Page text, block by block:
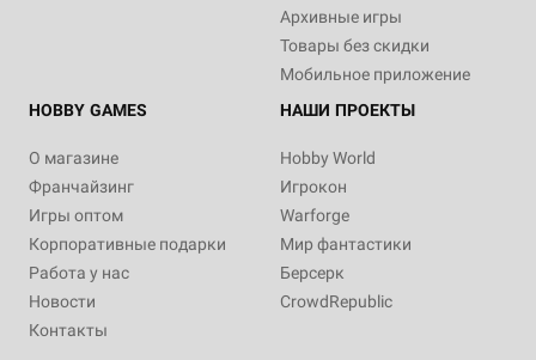
Архивные игры
Товары без скидки
Мобильное приложение
HOBBY GAMES
О магазине
Франчайзинг
Игры оптом
Корпоративные подарки
Работа у нас
Новости
Контакты
НАШИ ПРОЕКТЫ
Hobby World
Игрокон
Warforge
Мир фантастики
Берсерк
CrowdRepublic